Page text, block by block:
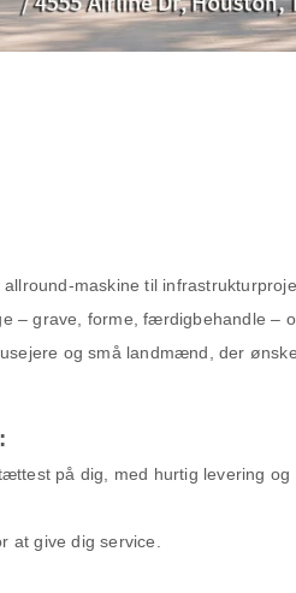
maskine til
– grave, forme, færdigbehandle –
og små landmænd, der
på dig, med hurtig levering og
at give dig service.